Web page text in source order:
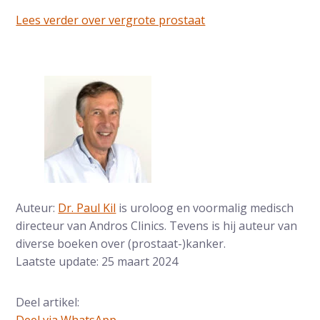
Lees verder over vergrote prostaat
Auteur: Dr. Paul Kil is uroloog en voormalig medisch
directeur van Andros Clinics. Tevens is hij auteur van
diverse boeken over (prostaat-)kanker.
Laatste update: 25 maart 2024
Deel artikel: